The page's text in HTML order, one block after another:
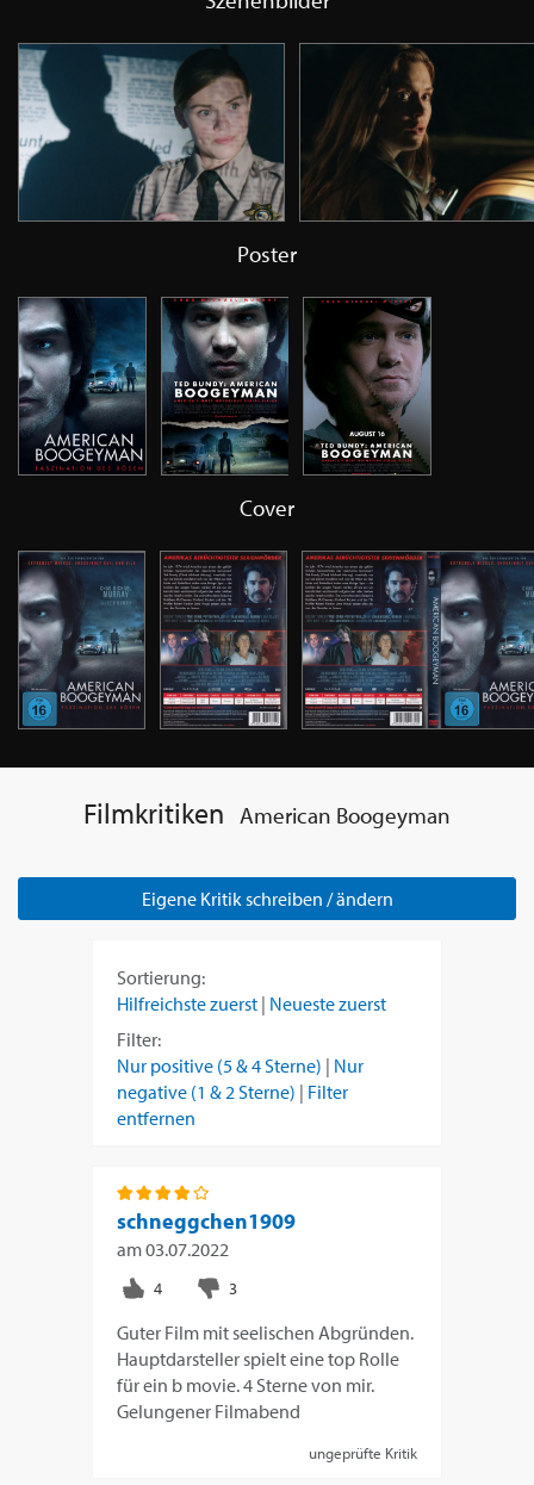
Poster
Cover
Filmkritiken American Boogeyman
Eigene Kritik schreiben / ändern
Sortierung:
Hilfreichste zuerst | Neueste zuerst
Filter:
Nur positive (5 & 4 Sterne) | Nur
negative (1 & 2 Sterne) | Filter
entfernen
schneggchen1909
am03.07.2022
Guter Film mit seelischen Abgründen.
Hauptdarsteller spielt eine top Rolle
für ein b movie. 4 Sterne von mir.
Gelungener Filmabend
ungeprüfte Kritik